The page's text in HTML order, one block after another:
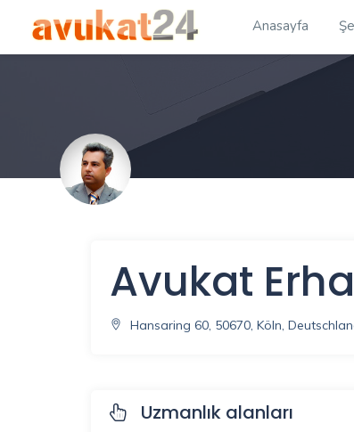
Anasayfa
Avukat
Hansaring 60, 50670, Köln,
Uzmanlık alanları